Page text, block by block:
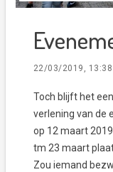
22/03/2019, 13:38
Toch blijft het
verlening van de
op 12 maart
tm 23 maart
Zou iemand